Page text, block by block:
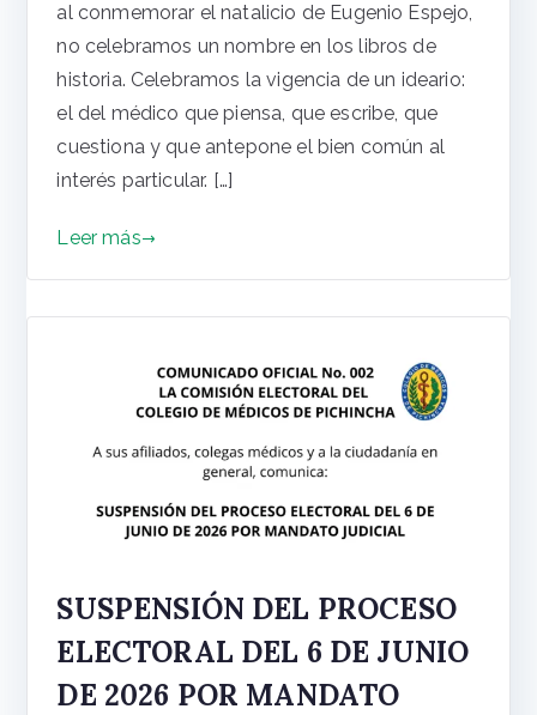
al conmemorar el natalicio de Eugenio Espejo,
no celebramos un nombre en los libros de
historia. Celebramos la vigencia de un ideario:
el del médico que piensa, que escribe, que
cuestiona y que antepone el bien común al
interés particular. […]
Leer más
SUSPENSIÓN DEL PROCESO
ELECTORAL DEL 6 DE JUNIO
DE 2026 POR MANDATO